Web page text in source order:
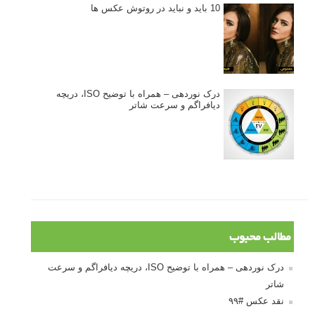
10 باید و نباید در روتوش عکس ها
درک نوردهی – همراه با توضیح ISO، دریچه
دیافراگم و سرعت شاتر
مطالب محبوب
درک نوردهی – همراه با توضیح ISO، دریچه دیافراگم و سرعت
شاتر
نقد عکس #۹۹